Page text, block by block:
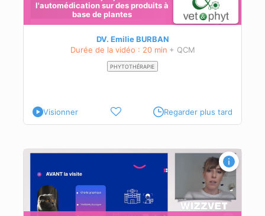
l'automédication sur des produits à
base de plantes
DV. Emilie BURBAN
Durée de la vidéo : 20 min + QCM
PHYTOTHÉRAPIE
Visionner Regarder plus tard